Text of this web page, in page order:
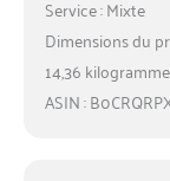
Service : Mixte
Dimensions du
14,36
ASIN :